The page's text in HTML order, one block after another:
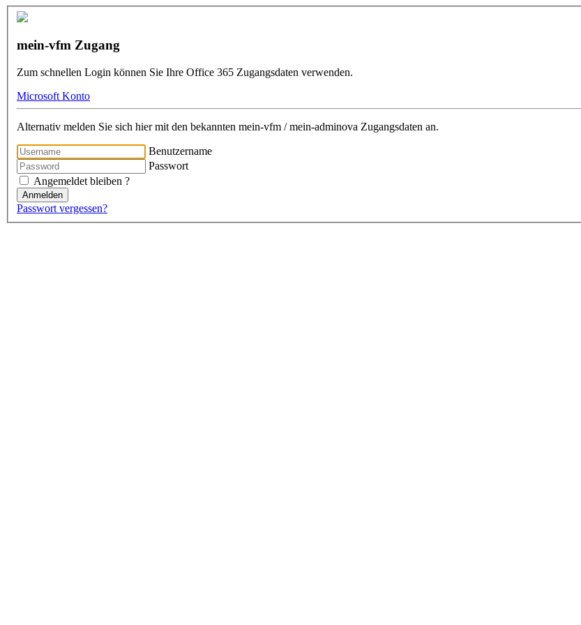
mein-vfm Zugang
Zum schnellen Login können Sie Ihre Office 365 Zugangsdaten verwenden.
Microsoft Konto
Alternativ melden Sie sich hier mit den bekannten mein-vfm / mein-adminova Zugangsdaten an.
Benutzername
Passwort
Angemeldet bleiben ?
Anmelden
Passwort vergessen?